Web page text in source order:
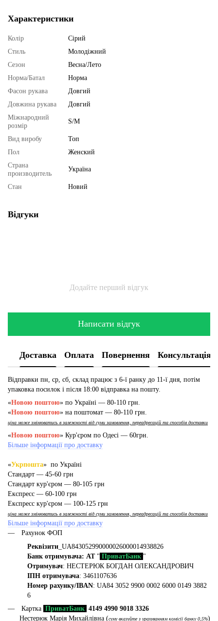
Характеристики
Колір
Сірий
Стиль
Молодіжний
Сезон
Весна/Лето
Норма/Батал
Норма
Фасон рукава
Довгий
Довжина рукава
Довгий
Міжнародний
розмір
S/M
Вид виробу
Топ
Пол
Женский
Страна
производитель
Україна
Стан Новий
Відгуки
Додайте перший відгук
Написати відгук
Доставка Оплата Повернення Консультація
Відправки пн, ср, сб, склад працює з 6-ї ранку до 11-ї дня, потім
упаковка посилок і після 18:00 відправка на пошту.
«Новою поштою» по Україні — 80-110 грн.
«Новою поштою» на поштомат — 80-110 грн.
ціна може змінюватись в залежності від суми замовлення, переадресацій та способів доставки
«Новою поштою» Кур'єром по Одесі — 60грн.
Більше інформації про доставку
«Укрпошта» по Україні
Стандарт — 45-60 грн
Стандарт кур'єром — 80-105 грн
Експресс — 60-100 грн
Експресс кур'єром — 100-125 грн
ціна може змінюватись в залежності від суми замовлення, переадресацій та способів доставки
Більше інформації про доставку
Рахунок ФОП
Реквізити _UA843052990000026000014938826
Банк отримувача: АТ" ПриватБанк "
Отримувач: НЕСТЕРЮК БОГДАН ОЛЕКСАНДРОВИЧ
ІПН отримувача: 3461107636
Номер рахунку/IBAN: UA84 3052 9900 0002 6000 0149 3882
6
Картка ПриватБанк 4149 4990 9018 3326
Нестерюк Марія Михайлівна (суму вказуйте з урахуванням комісії банку 0,5%)